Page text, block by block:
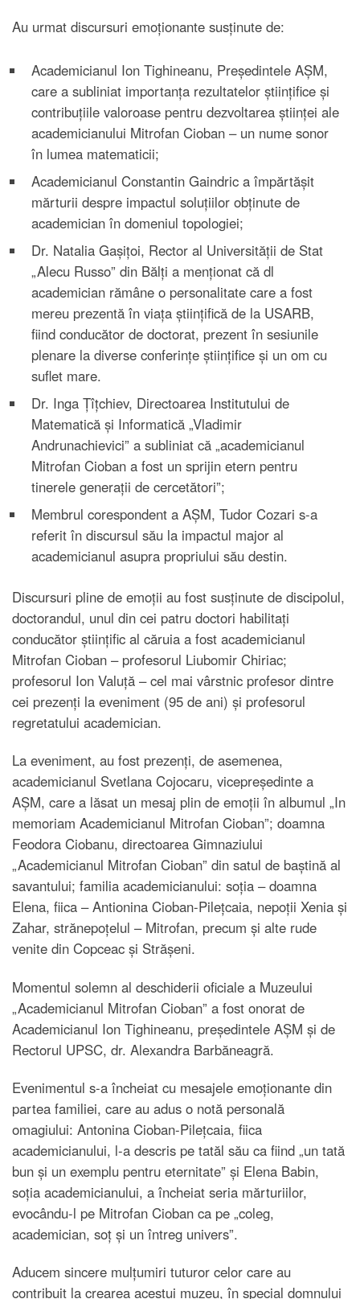
Au urmat discursuri emoționante susținute de:
Academicianul Ion Tighineanu, Președintele AȘM,
care a subliniat importanța rezultatelor științifice și
contribuțiile valoroase pentru dezvoltarea științei ale
academicianului Mitrofan Cioban – un nume sonor
în lumea matematicii;
Academicianul Constantin Gaindric a împărtășit
mărturii despre impactul soluțiilor obținute de
academician în domeniul topologiei;
Dr. Natalia Gașițoi, Rector al Universității de Stat
„Alecu Russo” din Bălți a menționat că dl
academician rămâne o personalitate care a fost
mereu prezentă în viața științifică de la USARB,
fiind conducător de doctorat, prezent în sesiunile
plenare la diverse conferințe științifice și un om cu
suflet mare.
Dr. Inga Țîțchiev, Directoarea Institutului de
Matematică și Informatică „Vladimir
Andrunachievici” a subliniat că „academicianul
Mitrofan Cioban a fost un sprijin etern pentru
tinerele generații de cercetători”;
Membrul corespondent a AȘM, Tudor Cozari s-a
referit în discursul său la impactul major al
academicianul asupra propriului său destin.
Discursuri pline de emoții au fost susținute de discipolul,
doctorandul, unul din cei patru doctori habilitați
conducător științific al căruia a fost academicianul
Mitrofan Cioban – profesorul Liubomir Chiriac;
profesorul Ion Valuță – cel mai vârstnic profesor dintre
cei prezenți la eveniment (95 de ani) și profesorul
regretatului academician.
La eveniment, au fost prezenți, de asemenea,
academicianul Svetlana Cojocaru, vicepreședinte a
AȘM, care a lăsat un mesaj plin de emoții în albumul „In
memoriam Academicianul Mitrofan Cioban”; doamna
Feodora Ciobanu, directoarea Gimnaziului
„Academicianul Mitrofan Cioban” din satul de baștină al
savantului; familia academicianului: soția – doamna
Elena, fiica – Antionina Cioban-Pilețcaia, nepoții Xenia și
Zahar, strănepoțelul – Mitrofan, precum și alte rude
venite din Copceac și Strășeni.
Momentul solemn al deschiderii oficiale a Muzeului
„Academicianul Mitrofan Cioban” a fost onorat de
Academicianul Ion Tighineanu, președintele AȘM și de
Rectorul UPSC, dr. Alexandra Barbăneagră.
Evenimentul s-a încheiat cu mesajele emoționante din
partea familiei, care au adus o notă personală
omagiului: Antonina Cioban-Pilețcaia, fiica
academicianului, l-a descris pe tatăl său ca fiind „un tată
bun și un exemplu pentru eternitate” și Elena Babin,
soția academicianului, a încheiat seria mărturiilor,
evocându-l pe Mitrofan Cioban ca pe „coleg,
academician, soț și un întreg univers”.
Aducem sincere mulțumiri tuturor celor care au
contribuit la crearea acestui muzeu, în special domnului